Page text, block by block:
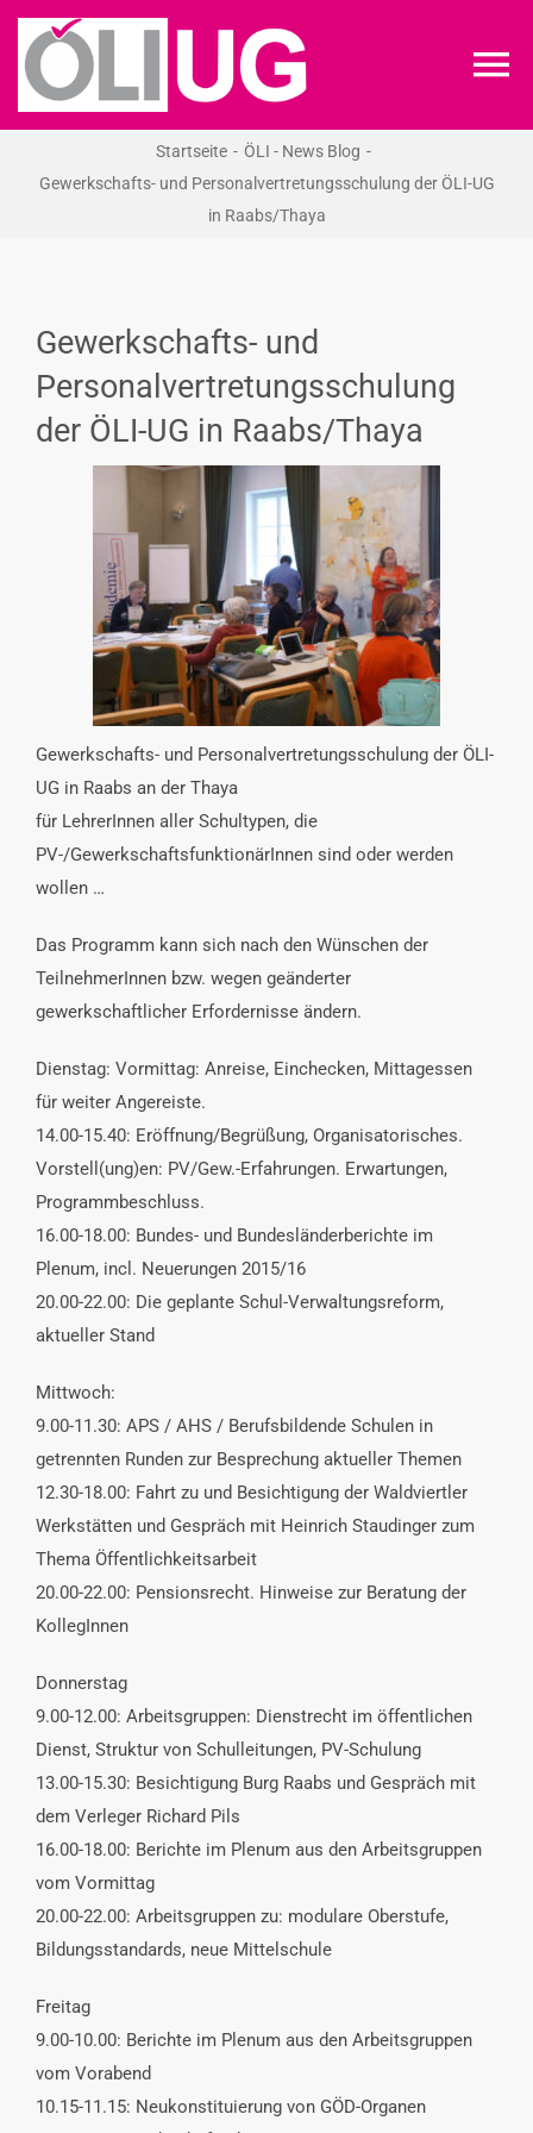
Zum
Inhalt
springen
RECHT
VERANSTALTUNGEN
INTERESSENSVERTRETUNG
KONTAKT
Startseite
ÖLI - News Blog
Gewerkschafts- und Personalvertretungsschulung der ÖLI-UG
in Raabs/Thaya
Gewerkschafts- und
Personalvertretungsschulung
der ÖLI-UG in Raabs/Thaya
Gewerkschafts- und Personalvertretungsschulung der ÖLI-
UG in Raabs an der Thaya
für LehrerInnen aller Schultypen, die
PV-/GewerkschaftsfunktionärInnen sind oder werden
wollen …
Das Programm kann sich nach den Wünschen der
TeilnehmerInnen bzw. wegen geänderter
gewerkschaftlicher Erfordernisse ändern.
Dienstag: Vormittag: Anreise, Einchecken, Mittagessen
für weiter Angereiste.
14.00-15.40: Eröffnung/Begrüßung, Organisatorisches.
Vorstell(ung)en: PV/Gew.-Erfahrungen. Erwartungen,
Programmbeschluss.
16.00-18.00: Bundes- und Bundesländerberichte im
Plenum, incl. Neuerungen 2015/16
20.00-22.00: Die geplante Schul-Verwaltungsreform,
aktueller Stand
Mittwoch:
9.00-11.30: APS / AHS / Berufsbildende Schulen in
getrennten Runden zur Besprechung aktueller Themen
12.30-18.00: Fahrt zu und Besichtigung der Waldviertler
Werkstätten und Gespräch mit Heinrich Staudinger zum
Thema Öffentlichkeitsarbeit
20.00-22.00: Pensionsrecht. Hinweise zur Beratung der
KollegInnen
Donnerstag
9.00-12.00: Arbeitsgruppen: Dienstrecht im öffentlichen
Dienst, Struktur von Schulleitungen, PV-Schulung
13.00-15.30: Besichtigung Burg Raabs und Gespräch mit
dem Verleger Richard Pils
16.00-18.00: Berichte im Plenum aus den Arbeitsgruppen
vom Vormittag
20.00-22.00: Arbeitsgruppen zu: modulare Oberstufe,
Bildungsstandards, neue Mittelschule
Freitag
9.00-10.00: Berichte im Plenum aus den Arbeitsgruppen
vom Vorabend
10.15-11.15: Neukonstituierung von GÖD-Organen